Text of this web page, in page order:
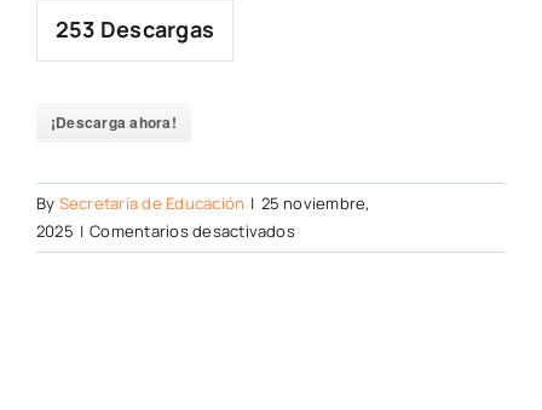
253 Descargas
¡Descarga ahora!
By Secretaría de Educación | 25 noviembre,
2025 | Comentarios desactivadosen